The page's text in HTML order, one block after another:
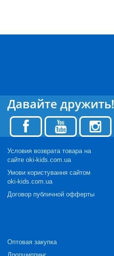
Давайте дружить!
Условия возврата товара на
сайте oki-kids.com.ua
Умови користування сайтом
oki-kids.com.ua
Договор публичной офферты
Оптовая закупка